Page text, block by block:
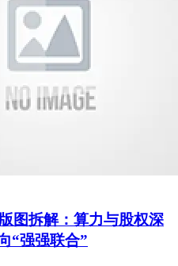
图拆解：算力与股权深
“强强联合”